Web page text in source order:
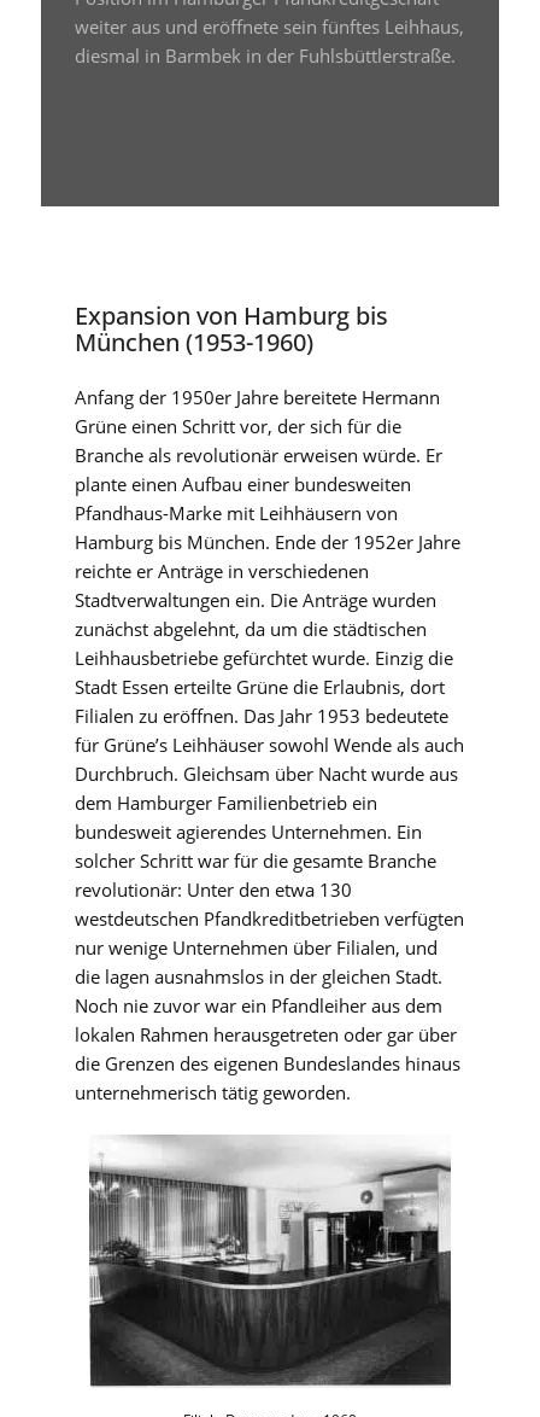
weiter aus und eröffnete sein fünftes Leihhaus,
diesmal in Barmbek in der Fuhlsbüttlerstraße.
Expansion von Hamburg bis
München (1953-1960)
Anfang der 1950er Jahre bereitete Hermann
Grüne einen Schritt vor, der sich für die
Branche als revolutionär erweisen würde. Er
plante einen Aufbau einer bundesweiten
Pfandhaus-Marke mit Leihhäusern von
Hamburg bis München. Ende der 1952er Jahre
reichte er Anträge in verschiedenen
Stadtverwaltungen ein. Die Anträge wurden
zunächst abgelehnt, da um die städtischen
Leihhausbetriebe gefürchtet wurde. Einzig die
Stadt Essen erteilte Grüne die Erlaubnis, dort
Filialen zu eröffnen. Das Jahr 1953 bedeutete
für Grüne’s Leihhäuser sowohl Wende als auch
Durchbruch. Gleichsam über Nacht wurde aus
dem Hamburger Familienbetrieb ein
bundesweit agierendes Unternehmen. Ein
solcher Schritt war für die gesamte Branche
revolutionär: Unter den etwa 130
westdeutschen Pfandkreditbetrieben verfügten
nur wenige Unternehmen über Filialen, und
die lagen ausnahmslos in der gleichen Stadt.
Noch nie zuvor war ein Pfandleiher aus dem
lokalen Rahmen herausgetreten oder gar über
die Grenzen des eigenen Bundeslandes hinaus
unternehmerisch tätig geworden.